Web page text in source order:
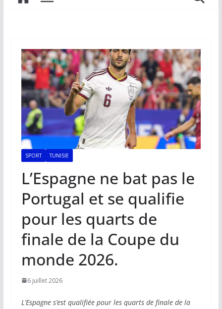
SPORT TUNISIE
L’Espagne ne bat pas le
Portugal et se qualifie
pour les quarts de
finale de la Coupe du
monde 2026.
6 juillet 2026
L’Espagne s’est qualifiée pour les quarts de finale de la